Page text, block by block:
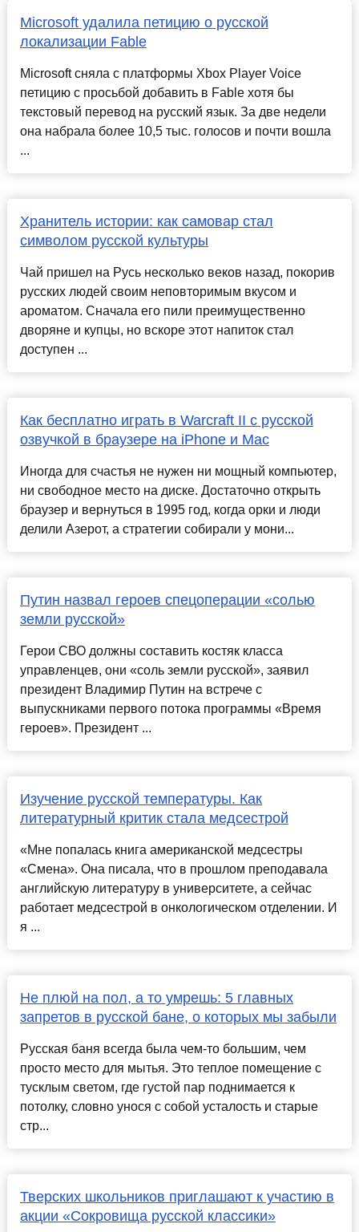
Microsoft удалила петицию о русской
локализации Fable
Microsoft сняла с платформы Xbox Player Voice
петицию с просьбой добавить в Fable хотя бы
текстовый перевод на русский язык. За две недели
она набрала более 10,5 тыс. голосов и почти вошла
...
Хранитель истории: как самовар стал
символом русской культуры
Чай пришел на Русь несколько веков назад, покорив
русских людей своим неповторимым вкусом и
ароматом. Сначала его пили преимущественно
дворяне и купцы, но вскоре этот напиток стал
доступен ...
Как бесплатно играть в Warcraft II с русской
озвучкой в браузере на iPhone и Mac
Иногда для счастья не нужен ни мощный компьютер,
ни свободное место на диске. Достаточно открыть
браузер и вернуться в 1995 год, когда орки и люди
делили Азерот, а стратегии собирали у мони...
Путин назвал героев спецоперации «солью
земли русской»
Герои СВО должны составить костяк класса
управленцев, они «соль земли русской», заявил
президент Владимир Путин на встрече с
выпускниками первого потока программы «Время
героев». Президент ...
Изучение русской температуры. Как
литературный критик стала медсестрой
«Мне попалась книга американской медсестры
«Смена». Она писала, что в прошлом преподавала
английскую литературу в университете, а сейчас
работает медсестрой в онкологическом отделении. И
я ...
Не плюй на пол, а то умрешь: 5 главных
запретов в русской бане, о которых мы забыли
Русская баня всегда была чем-то большим, чем
просто место для мытья. Это теплое помещение с
тусклым светом, где густой пар поднимается к
потолку, словно унося с собой усталость и старые
стр...
Тверских школьников приглашают к участию в
акции «Сокровища русской классики»